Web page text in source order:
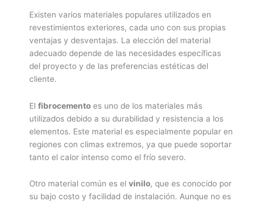
Existen varios materiales populares utilizados en
revestimientos exteriores, cada uno con sus propias
ventajas y desventajas. La elección del material
adecuado depende de las necesidades específicas
del proyecto y de las preferencias estéticas del
cliente.
El fibrocemento es uno de los materiales más
utilizados debido a su durabilidad y resistencia a los
elementos. Este material es especialmente popular en
regiones con climas extremos, ya que puede soportar
tanto el calor intenso como el frío severo.
Otro material común es el vinilo, que es conocido por
su bajo costo y facilidad de instalación. Aunque no es